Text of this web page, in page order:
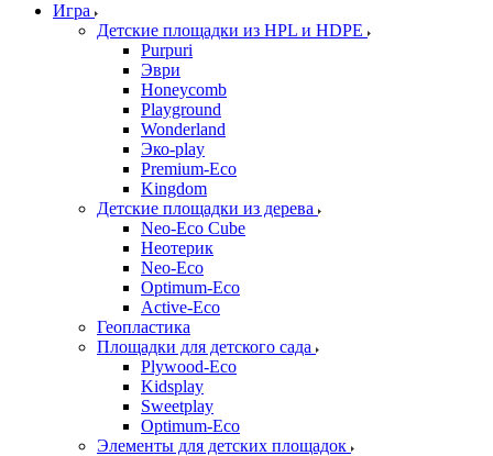
Игра
Детские площадки из HPL и HDPE
Purpuri
Эври
Honeycomb
Playground
Wonderland
Эко-play
Premium-Eco
Kingdom
Детские площадки из дерева
Neo-Eco Cube
Неотерик
Neo-Eco
Оptimum-Еco
Active-Eco
Геопластика
Площадки для детского сада
Plywood-Eco
Kidsplay
Sweetplay
Оptimum-Еco
Элементы для детских площадок